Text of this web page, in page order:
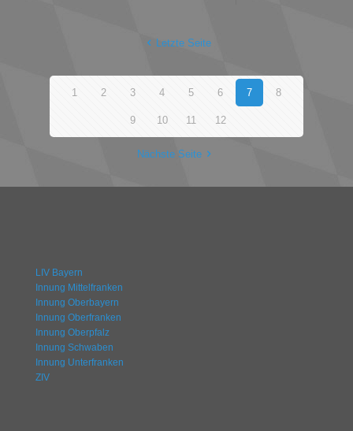
Letzte Seite
1 2 3 4 5 6 7 8
9 10 11 12
Nächste Seite
LIV Bayern
Innung Mittelfranken
Innung Oberbayern
Innung Oberfranken
Innung Oberpfalz
Innung Schwaben
Innung Unterfranken
ZIV